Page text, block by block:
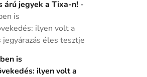
árú jegyek a Tixa-n! -
is
ilyen volt a
jegyárazás éles tesztje
is
ilyen volt a